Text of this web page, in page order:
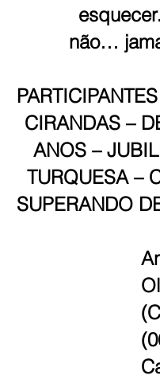
não…
CIRANDAS –
ANOS –
TURQUESA –
SUPERANDO